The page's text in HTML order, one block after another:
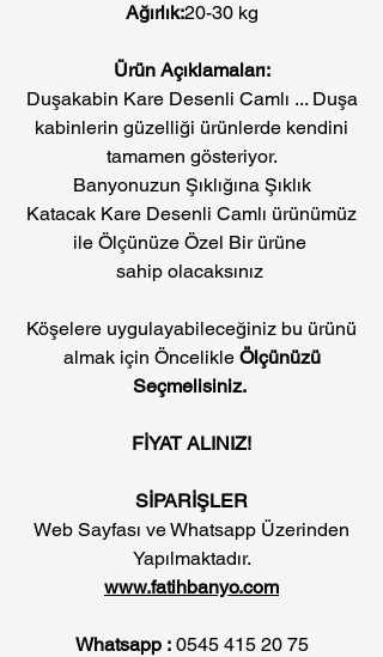
Ağırlık:20-30 kg
Ürün Açıklamaları:
Duşakabin Kare Desenli Camlı ... Duşa
kabinlerin güzelliği ürünlerde kendini
tamamen gösteriyor.
Banyonuzun Şıklığına Şıklık
Katacak Kare Desenli Camlı ürünümüz
ile Ölçünüze Özel Bir ürüne
sahip olacaksınız
Köşelere uygulayabileceğiniz bu ürünü
almak için Öncelikle Ölçünüzü
Seçmelisiniz.
FİYAT ALINIZ!
SİPARİŞLER
Web Sayfası ve Whatsapp Üzerinden
Yapılmaktadır.
www.fatihbanyo.com
Whatsapp : 0545 415 20 75